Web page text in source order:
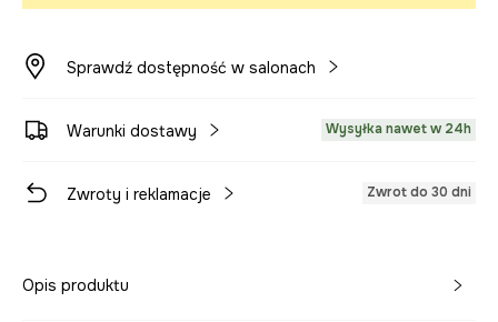
Sprawdź dostępność w salonach
Warunki dostawy Wysyłka nawet w 24h
Zwroty i reklamacje Zwrot do 30 dni
Opis produktu